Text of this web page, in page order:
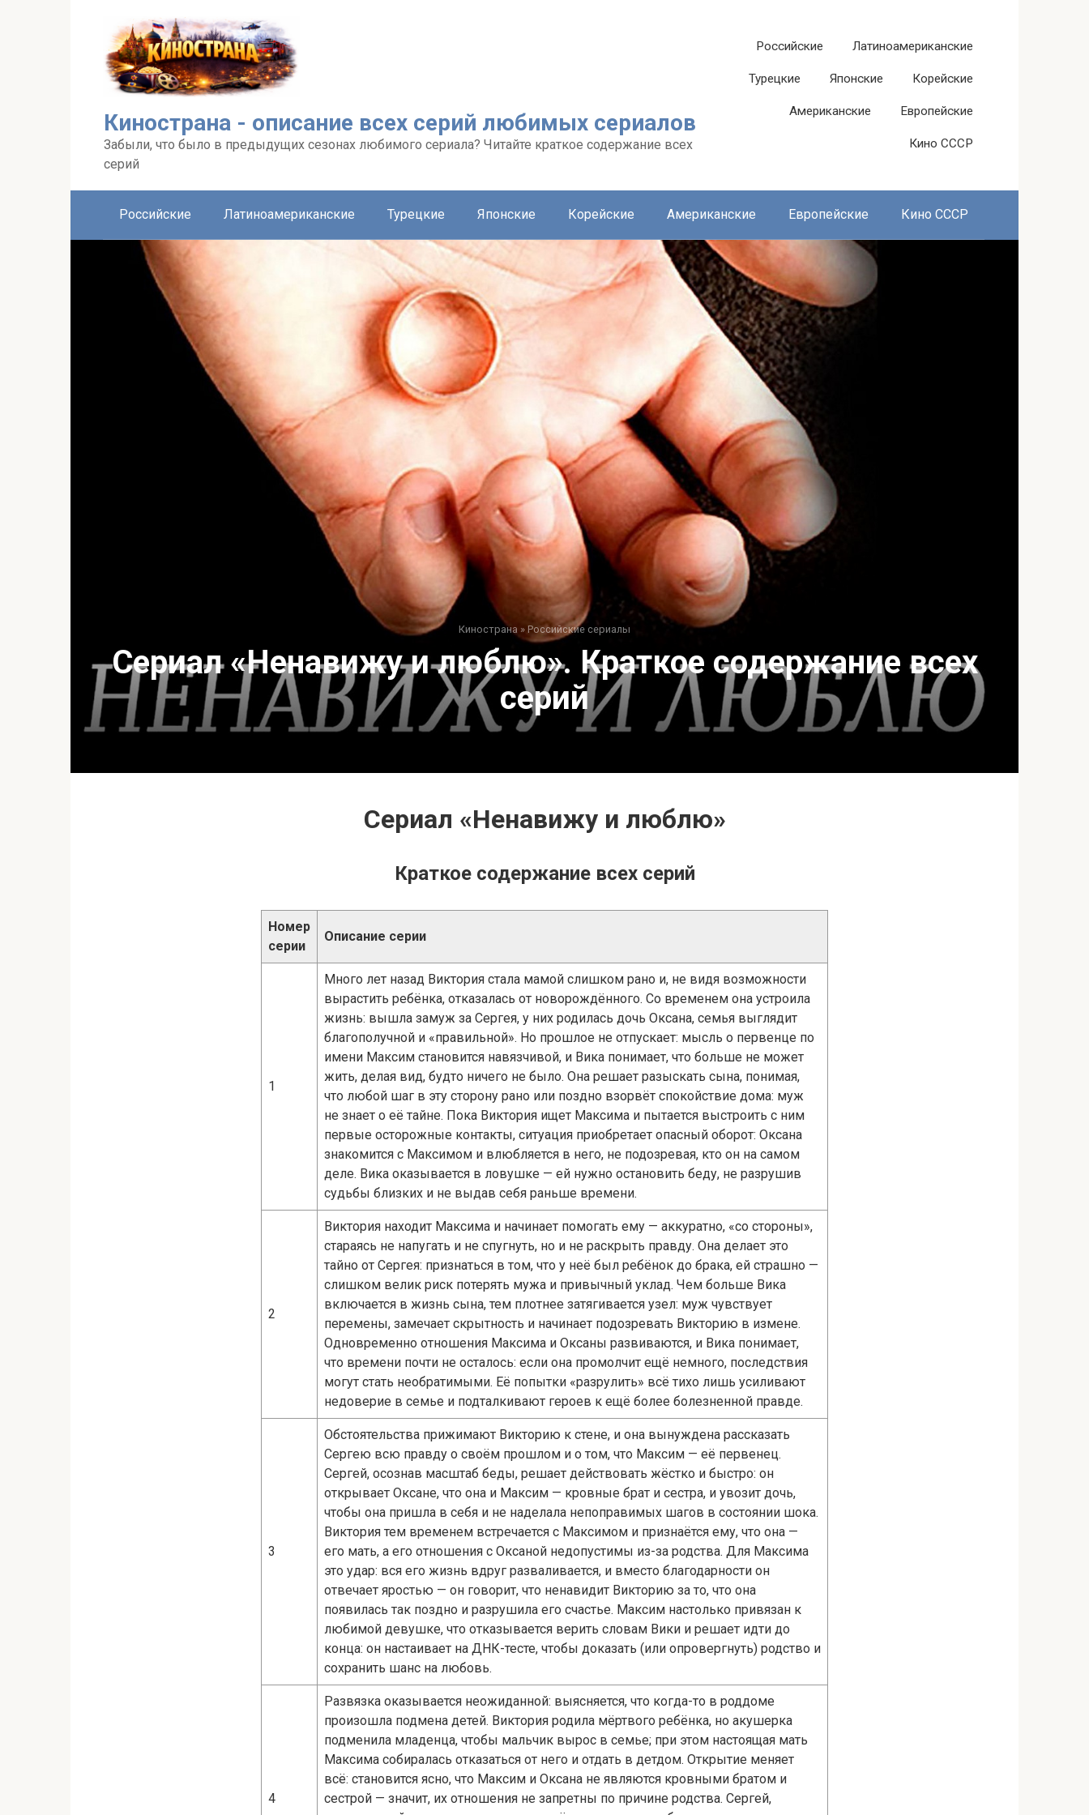
Кинострана - описание всех серий любимых сериалов
Забыли, что было в предыдущих сезонах любимого сериала? Читайте краткое содержание всех
серий
Российские Латиноамериканские
Турецкие Японские Корейские
Американские Европейские
Кино СССР
Российские Латиноамериканские Турецкие Японские Корейские Американские Европейские Кино СССР
Кинострана » Российские сериалы
Сериал «Ненавижу и люблю». Краткое содержание всех
серий
Сериал «Ненавижу и люблю»
Краткое содержание всех серий
Номер
серии
Описание серии
1
Много лет назад Виктория стала мамой слишком рано и, не видя возможности
вырастить ребёнка, отказалась от новорождённого. Со временем она устроила
жизнь: вышла замуж за Сергея, у них родилась дочь Оксана, семья выглядит
благополучной и «правильной». Но прошлое не отпускает: мысль о первенце по
имени Максим становится навязчивой, и Вика понимает, что больше не может
жить, делая вид, будто ничего не было. Она решает разыскать сына, понимая,
что любой шаг в эту сторону рано или поздно взорвёт спокойствие дома: муж
не знает о её тайне. Пока Виктория ищет Максима и пытается выстроить с ним
первые осторожные контакты, ситуация приобретает опасный оборот: Оксана
знакомится с Максимом и влюбляется в него, не подозревая, кто он на самом
деле. Вика оказывается в ловушке — ей нужно остановить беду, не разрушив
судьбы близких и не выдав себя раньше времени.
2
Виктория находит Максима и начинает помогать ему — аккуратно, «со стороны»,
стараясь не напугать и не спугнуть, но и не раскрыть правду. Она делает это
тайно от Сергея: признаться в том, что у неё был ребёнок до брака, ей страшно —
слишком велик риск потерять мужа и привычный уклад. Чем больше Вика
включается в жизнь сына, тем плотнее затягивается узел: муж чувствует
перемены, замечает скрытность и начинает подозревать Викторию в измене.
Одновременно отношения Максима и Оксаны развиваются, и Вика понимает,
что времени почти не осталось: если она промолчит ещё немного, последствия
могут стать необратимыми. Её попытки «разрулить» всё тихо лишь усиливают
недоверие в семье и подталкивают героев к ещё более болезненной правде.
3
Обстоятельства прижимают Викторию к стене, и она вынуждена рассказать
Сергею всю правду о своём прошлом и о том, что Максим — её первенец.
Сергей, осознав масштаб беды, решает действовать жёстко и быстро: он
открывает Оксане, что она и Максим — кровные брат и сестра, и увозит дочь,
чтобы она пришла в себя и не наделала непоправимых шагов в состоянии шока.
Виктория тем временем встречается с Максимом и признаётся ему, что она —
его мать, а его отношения с Оксаной недопустимы из-за родства. Для Максима
это удар: вся его жизнь вдруг разваливается, и вместо благодарности он
отвечает яростью — он говорит, что ненавидит Викторию за то, что она
появилась так поздно и разрушила его счастье. Максим настолько привязан к
любимой девушке, что отказывается верить словам Вики и решает идти до
конца: он настаивает на ДНК-тесте, чтобы доказать (или опровергнуть) родство и
сохранить шанс на любовь.
4
Развязка оказывается неожиданной: выясняется, что когда-то в роддоме
произошла подмена детей. Виктория родила мёртвого ребёнка, но акушерка
подменила младенца, чтобы мальчик вырос в семье; при этом настоящая мать
Максима собиралась отказаться от него и отдать в детдом. Открытие меняет
всё: становится ясно, что Максим и Оксана не являются кровными братом и
сестрой — значит, их отношения не запретны по причине родства. Сергей,